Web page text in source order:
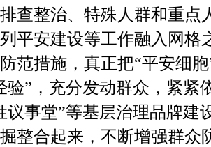
查整治、特殊人群和重点
平安建设等工作融入网格
范措施，真正把“平安细
验”，充分发动群众，紧紧
议事堂”等基层治理品牌
整合起来，不断增强群众